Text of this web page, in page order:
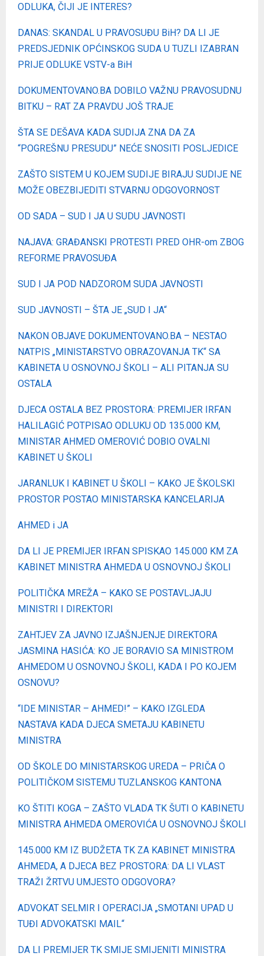
ODLUKA, ČIJI JE INTERES?
DANAS: SKANDAL U PRAVOSUĐU BiH? DA LI JE
PREDSJEDNIK OPĆINSKOG SUDA U TUZLI IZABRAN
PRIJE ODLUKE VSTV-a BiH
DOKUMENTOVANO.BA DOBILO VAŽNU PRAVOSUDNU
BITKU – RAT ZA PRAVDU JOŠ TRAJE
ŠTA SE DEŠAVA KADA SUDIJA ZNA DA ZA
“POGREŠNU PRESUDU” NEĆE SNOSITI POSLJEDICE
ZAŠTO SISTEM U KOJEM SUDIJE BIRAJU SUDIJE NE
MOŽE OBEZBIJEDITI STVARNU ODGOVORNOST
OD SADA – SUD I JA U SUDU JAVNOSTI
NAJAVA: GRAĐANSKI PROTESTI PRED OHR-om ZBOG
REFORME PRAVOSUĐA
SUD I JA POD NADZOROM SUDA JAVNOSTI
SUD JAVNOSTI – ŠTA JE „SUD I JA“
NAKON OBJAVE DOKUMENTOVANO.BA – NESTAO
NATPIS „MINISTARSTVO OBRAZOVANJA TK“ SA
KABINETA U OSNOVNOJ ŠKOLI – ALI PITANJA SU
OSTALA
DJECA OSTALA BEZ PROSTORA: PREMIJER IRFAN
HALILAGIĆ POTPISAO ODLUKU OD 135.000 KM,
MINISTAR AHMED OMEROVIĆ DOBIO OVALNI
KABINET U ŠKOLI
JARANLUK I KABINET U ŠKOLI – KAKO JE ŠKOLSKI
PROSTOR POSTAO MINISTARSKA KANCELARIJA
AHMED i JA
DA LI JE PREMIJER IRFAN SPISKAO 145.000 KM ZA
KABINET MINISTRA AHMEDA U OSNOVNOJ ŠKOLI
POLITIČKA MREŽA – KAKO SE POSTAVLJAJU
MINISTRI I DIREKTORI
ZAHTJEV ZA JAVNO IZJAŠNJENJE DIREKTORA
JASMINA HASIĆA: KO JE BORAVIO SA MINISTROM
AHMEDOM U OSNOVNOJ ŠKOLI, KADA I PO KOJEM
OSNOVU?
“IDE MINISTAR – AHMED!” – KAKO IZGLEDA
NASTAVA KADA DJECA SMETAJU KABINETU
MINISTRA
OD ŠKOLE DO MINISTARSKOG UREDA – PRIČA O
POLITIČKOM SISTEMU TUZLANSKOG KANTONA
KO ŠTITI KOGA – ZAŠTO VLADA TK ŠUTI O KABINETU
MINISTRA AHMEDA OMEROVIĆA U OSNOVNOJ ŠKOLI
145.000 KM IZ BUDŽETA TK ZA KABINET MINISTRA
AHMEDA, A DJECA BEZ PROSTORA: DA LI VLAST
TRAŽI ŽRTVU UMJESTO ODGOVORA?
ADVOKAT SELMIR I OPERACIJA „SMOTANI UPAD U
TUĐI ADVOKATSKI MAIL“
DA LI PREMIJER TK SMIJE SMIJENITI MINISTRA